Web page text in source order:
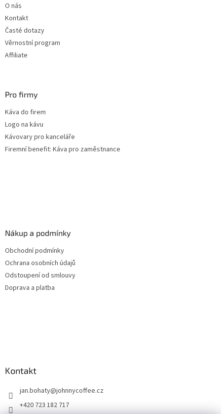
O nás
Kontakt
Časté dotazy
Věrnostní program
Affiliate
Pro firmy
Káva do firem
Logo na kávu
Kávovary pro kanceláře
Firemní benefit: Káva pro zaměstnance
Nákup a podmínky
Obchodní podmínky
Ochrana osobních údajů
Odstoupení od smlouvy
Doprava a platba
Kontakt
jan.bohaty@johnnycoffee.cz
+420 723 182 717